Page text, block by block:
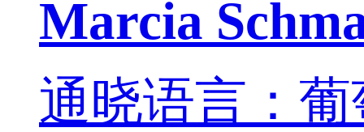
Marcia
通晓语言：